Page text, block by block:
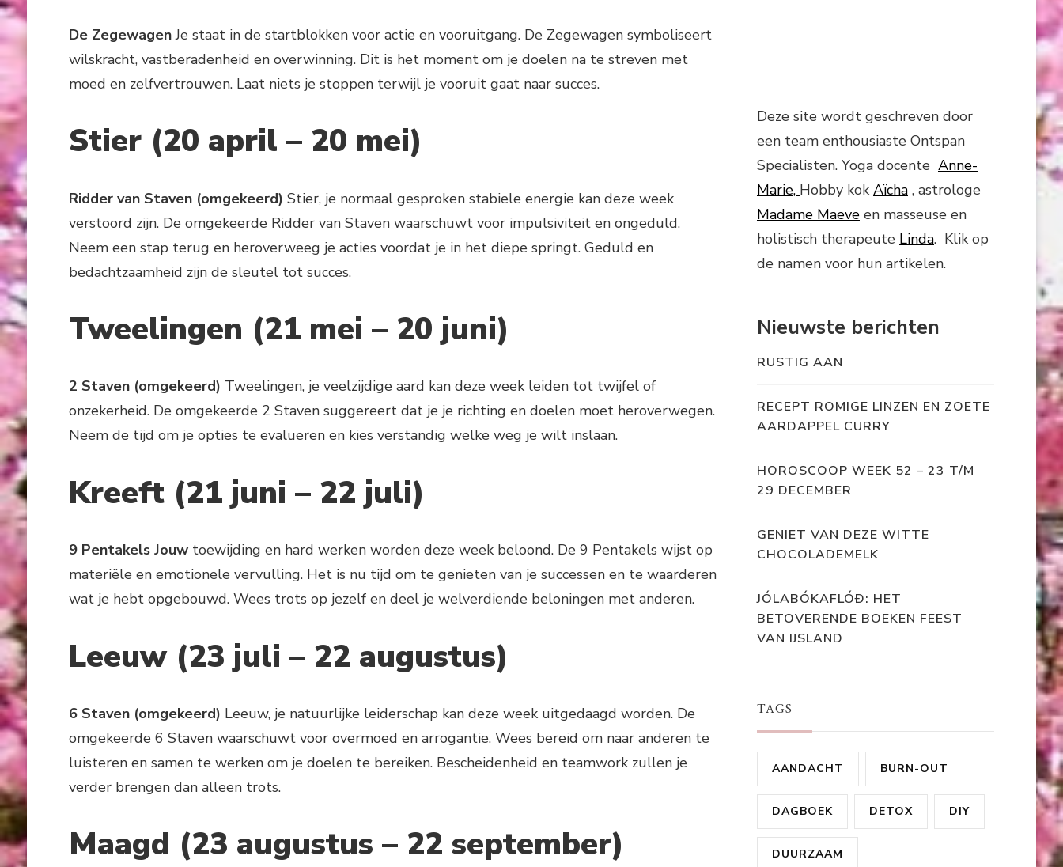
De ZegewagenJe staat in de startblokken voor actie en vooruitgang. De Zegewagen symboliseert
wilskracht, vastberadenheid en overwinning. Dit is het moment om je doelen na te streven met
moed en zelfvertrouwen. Laat niets je stoppen terwijl je vooruit gaat naar succes.
Stier (20 april – 20 mei)
Ridder van Staven (omgekeerd) Stier, je normaal gesproken stabiele energie kan deze week
verstoord zijn. De omgekeerde Ridder van Staven waarschuwt voor impulsiviteit en ongeduld.
Neem een stap terug en heroverweeg je acties voordat je in het diepe springt. Geduld en
bedachtzaamheid zijn de sleutel tot succes.
Tweelingen (21 mei – 20 juni)
2 Staven (omgekeerd) Tweelingen, je veelzijdige aard kan deze week leiden tot twijfel of
onzekerheid. De omgekeerde 2 Staven suggereert dat je je richting en doelen moet heroverwegen.
Neem de tijd om je opties te evalueren en kies verstandig welke weg je wilt inslaan.
Kreeft (21 juni – 22 juli)
9 Pentakels Jouwtoewijding en hard werken worden deze week beloond. De 9 Pentakels wijst op
materiële en emotionele vervulling. Het is nu tijd om te genieten van je successen en te waarderen
wat je hebt opgebouwd. Wees trots op jezelf en deel je welverdiende beloningen met anderen.
Leeuw (23 juli – 22 augustus)
6 Staven (omgekeerd) Leeuw, je natuurlijke leiderschap kan deze week uitgedaagd worden. De
omgekeerde 6 Staven waarschuwt voor overmoed en arrogantie. Wees bereid om naar anderen te
luisteren en samen te werken om je doelen te bereiken. Bescheidenheid en teamwork zullen je
verder brengen dan alleen trots.
Maagd (23 augustus – 22 september)
Deze site wordt geschreven door
een team enthousiaste Ontspan
Specialisten. Yoga docente Anne-
Marie, Hobby kok Aïcha, astrologe
Madame Maeveen masseuse en
holistisch therapeute Linda. Klik op
de namen voor hun artikelen.
Nieuwste berichten
RUSTIG AAN
RECEPT ROMIGE LINZEN EN ZOETE
AARDAPPEL CURRY
HOROSCOOP WEEK 52 – 23 T/M
29 DECEMBER
GENIET VAN DEZE WITTE
CHOCOLADEMELK
JÓLABÓKAFLÓÐ: HET
BETOVERENDE BOEKEN FEEST
VAN IJSLAND
TAGS
AANDACHT BURN-OUT
DAGBOEK DETOX DIY
DUURZAAM